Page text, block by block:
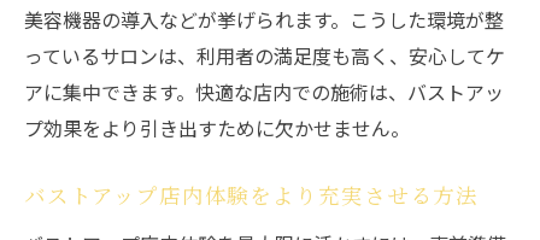
美容機器の導入などが挙げられます。こうした環境が整
っているサロンは、利用者の満足度も高く、安心してケ
アに集中できます。快適な店内での施術は、バストアッ
プ効果をより引き出すために欠かせません。
バストアップ店内体験をより充実させる方法